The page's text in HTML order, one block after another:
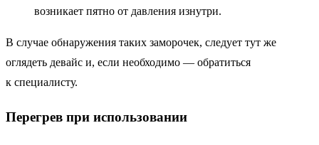
возникает пятно от давления изнутри.
В случае обнаружения таких заморочек, следует тут же
оглядеть девайс и, если необходимо — обратиться
к специалисту.
Перегрев при использовании